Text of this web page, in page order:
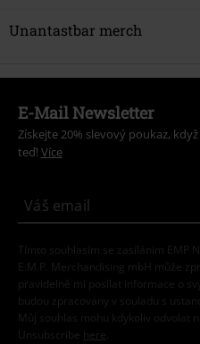
Unantastbar merch
E-Mail Newsletter
Získejte 20% slevový poukaz,
teď! Více
Tímto souhlasím se zasíláním EMP
E.M.P. Merchandising mbH může
pravidelně mi posílat informace o
budou zpracovány v souladu s
Můj souhlas mohu kdykoliv odvolat
Unsubscribe here